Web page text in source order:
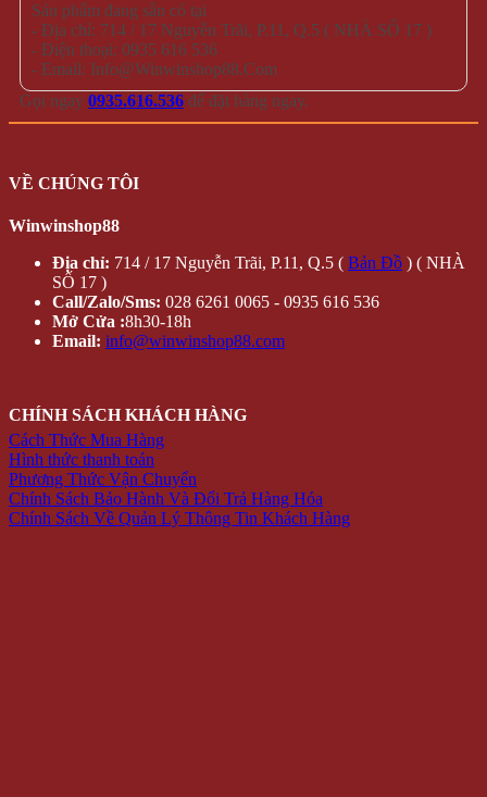
Sản phẩm đang sẵn có tại
- Địa chỉ: 714 / 17 Nguyễn Trãi, P.11, Q.5 ( NHÀ SỐ 17 )
- Điện thoại: 0935 616 536
- Email: Info@Winwinshop88.Com
Gọi ngay 0935.616.536 để đặt hàng ngay.
VỀ CHÚNG TÔI
Winwinshop88
Địa chỉ: 714 / 17 Nguyễn Trãi, P.11, Q.5 ( Bản Đồ ) ( NHÀ
SỐ 17 )
Call/Zalo/Sms: 028 6261 0065 - 0935 616 536
Mở Cửa :8h30-18h
Email: info@winwinshop88.com
CHÍNH SÁCH KHÁCH HÀNG
Cách Thức Mua Hàng
Hình thức thanh toán
Phương Thức Vận Chuyển
Chính Sách Bảo Hành Và Đổi Trả Hàng Hóa
Chính Sách Về Quản Lý Thông Tin Khách Hàng